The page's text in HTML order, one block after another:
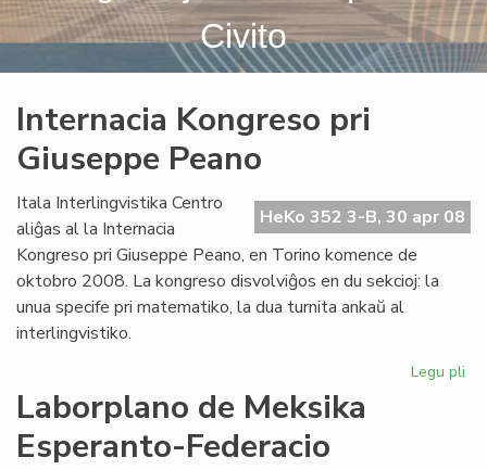
Civito
Internacia Kongreso pri
Giuseppe Peano
HeKo 352 3-B, 30 apr 08
Itala Interlingvistika Centro
aliĝas al la Internacia
Kongreso pri Giuseppe Peano, en Torino komence de
oktobro 2008. La kongreso disvolviĝos en du sekcioj: la
unua specife pri matematiko, la dua turnita ankaŭ al
interlingvistiko.
Legu pli
Laborplano de Meksika
Esperanto-Federacio